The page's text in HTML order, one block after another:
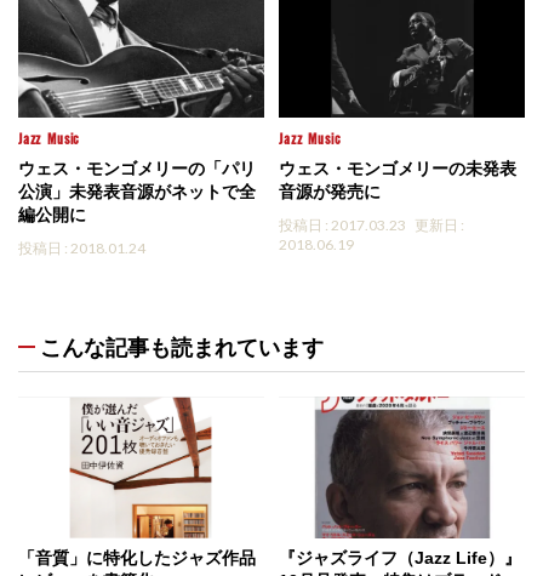
Jazz Music
ウェス・モンゴメリーの「パリ
公演」未発表音源がネットで全
編公開に
投稿日 : 2018.01.24
Jazz Music
ウェス・モンゴメリーの未発表
音源が発売に
投稿日 : 2017.03.23 更新日 :
2018.06.19
こんな記事も読まれています
「音質」に特化したジャズ作品
『ジャズライフ（Jazz Life）』